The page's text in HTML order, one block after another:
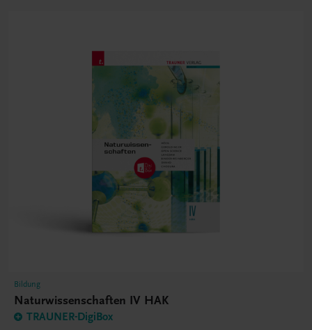
Bildung
Naturwissenschaften IV HAK
TRAUNER-DigiBox